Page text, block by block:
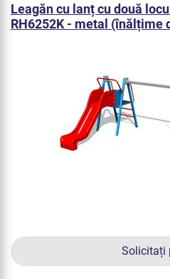
Leagăn cu lanț cu două
RH6252K - metal (înălțime
Solicitați